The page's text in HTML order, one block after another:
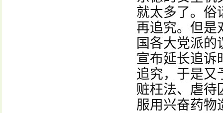
就太多了。俗
再追究。但是
国各大党派
宣布延长追诉
追究，于是又
赃枉法、虐待
服用兴奋药物